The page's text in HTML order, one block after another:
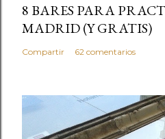
8 BARES PARA
MADRID (Y GRATIS)
Compartir 62 comentarios